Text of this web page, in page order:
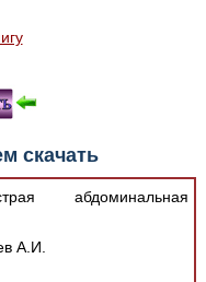
скачать
абдоминальная
А.И.